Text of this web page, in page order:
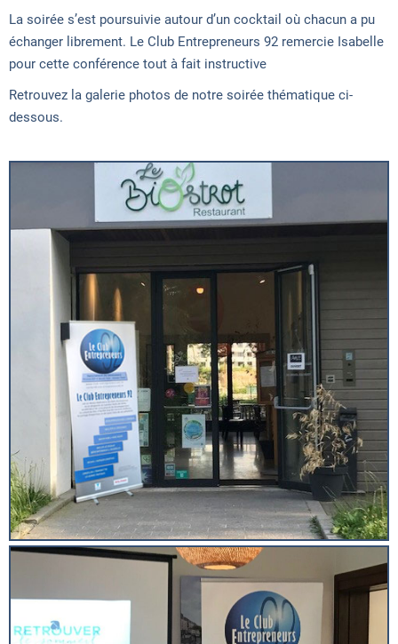
La soirée s’est poursuivie autour d’un cocktail où chacun a pu
échanger librement. Le Club Entrepreneurs 92 remercie Isabelle
pour cette conférence tout à fait instructive
Retrouvez la galerie photos de notre soirée thématique ci-
dessous.